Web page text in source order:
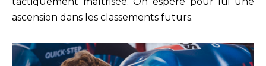
ascension dans les classements futurs.